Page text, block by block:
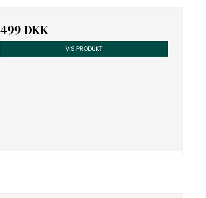
499 DKK
VIS PRODUKT